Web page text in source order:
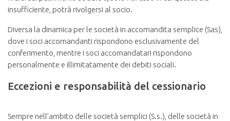
insufficiente, potrà rivolgersi al socio.
Diversa la dinamica per le società in accomandita semplice (Sas),
dove i soci accomandanti rispondono esclusivamente del
conferimento, mentre i soci accomandatari rispondono
personalmente e illimitatamente dei debiti sociali.
Eccezioni e responsabilità del cessionario
Sempre nell’ambito delle società semplici (S.s.), delle società in